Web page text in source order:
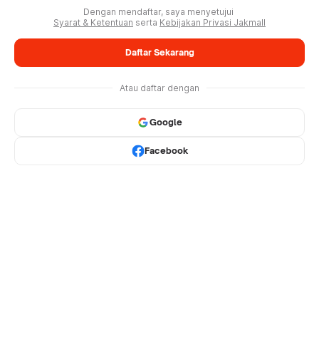
Dengan mendaftar, saya menyetujui
Syarat & Ketentuan serta Kebijakan Privasi Jakmall
Daftar Sekarang
Atau daftar dengan
Google
Facebook